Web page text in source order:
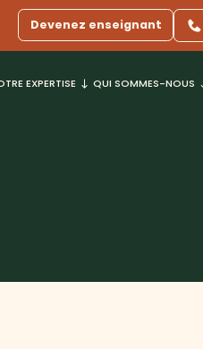
Devenez enseignant
EXPERTISE QUI SOMMES-NOUS